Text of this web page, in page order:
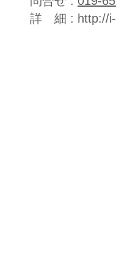
​詳 細 : http://